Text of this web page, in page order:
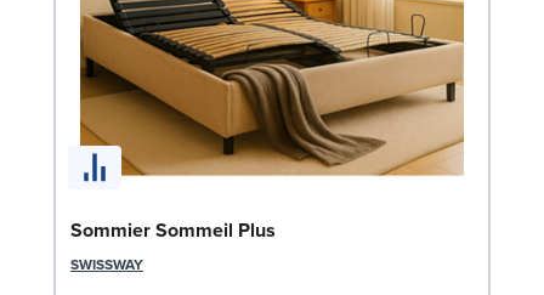
Sommier Sommeil Plus
SWISSWAY